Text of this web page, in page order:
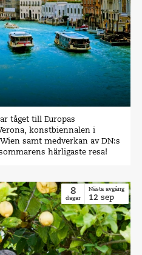
tåget till Europas
konstbiennalen i
samt medverkan av DN:s
härligaste resa!
8
dagar
Nästa avgång
12sep